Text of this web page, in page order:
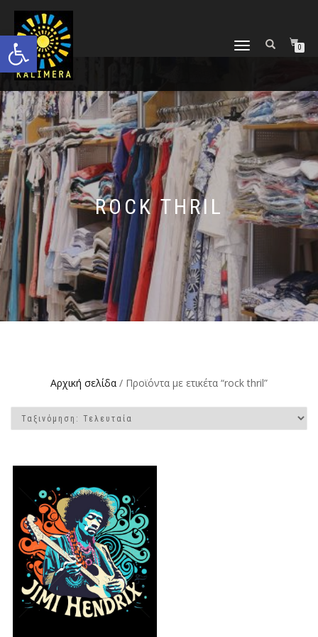
Ανοίξτε τη γραμμή εργαλείων
ΕΝΑΛΛΑΓΉ
0
ROCK THRIL
Αρχική σελίδα / Προϊόντα με ετικέτα “rock thril”